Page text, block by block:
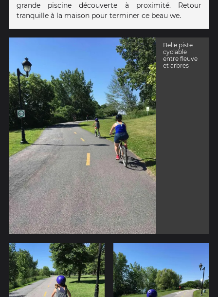
grande piscine découverte à proximité. Retour
tranquille à la maison pour terminer ce beau we.
Belle piste
cyclable
entre fleuve
et arbres